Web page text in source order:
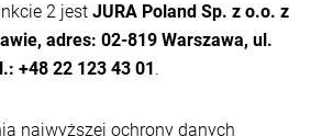
2 jest JURA Poland Sp. z o.o. z
adres: 02-819 Warszawa, ul.
+48 22 123 43 01.
najwyższej ochrony danych